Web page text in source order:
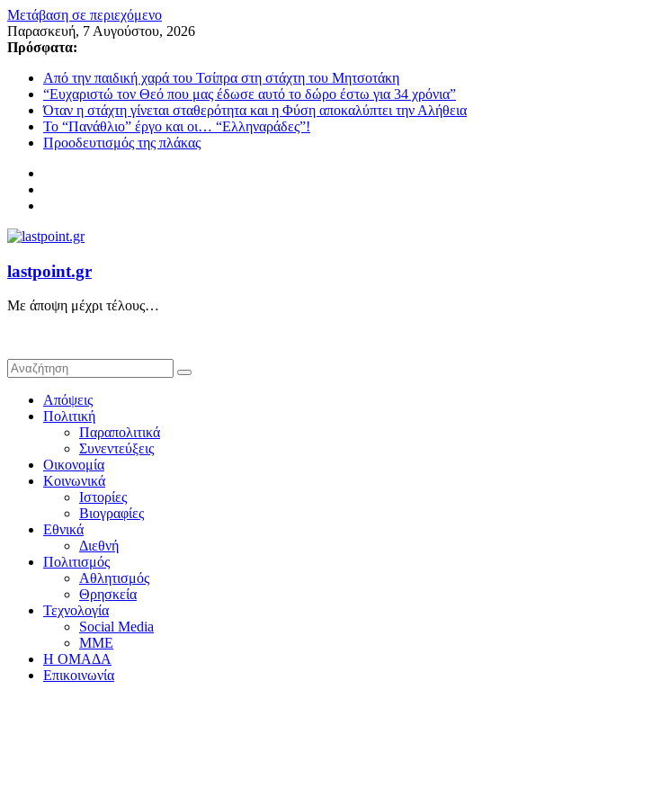
Μετάβαση σε περιεχόμενο
Παρασκευή, 7 Αυγούστου, 2026
Πρόσφατα:
Από την παιδική χαρά του Τσίπρα στη στάχτη του Μητσοτάκη
“Ευχαριστώ τον Θεό που μας έδωσε αυτό το δώρο έστω για 34 χρόνια”
Όταν η στάχτη γίνεται σταθερότητα και η Φύση αποκαλύπτει την Αλήθεια
Το “Πανάθλιο” έργο και οι… “Ελληναράδες”!
Προοδευτισμός της πλάκας
lastpoint.gr
Με άποψη μέχρι τέλους…
Απόψεις
Πολιτική
Παραπολιτικά
Συνεντεύξεις
Οικονομία
Κοινωνικά
Ιστορίες
Βιογραφίες
Εθνικά
Διεθνή
Πολιτισμός
Αθλητισμός
Θρησκεία
Τεχνολογία
Social Media
ΜΜΕ
Η ΟΜΑΔΑ
Επικοινωνία